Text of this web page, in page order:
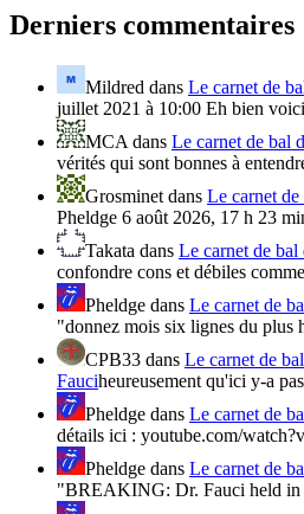
Derniers commentaires
Mildred dans Le carnet de
juillet 2021 à 10:00 Eh bien
MCA dans Le carnet de bal
vérités qui sont bonnes à
Grosminet dans Le carnet
Pheldge 6 août 2026, 17 h 23
Takata dans Le carnet de
confondre cons et débiles
Pheldge dans Le carnet de
"donnez mois six lignes du plus
CPB33 dans Le carnet de
Fauciheureusement qu'ici y-a
Pheldge dans Le carnet de
détails ici : youtube.com/
Pheldge dans Le carnet de
"BREAKING: Dr. Fauci held in